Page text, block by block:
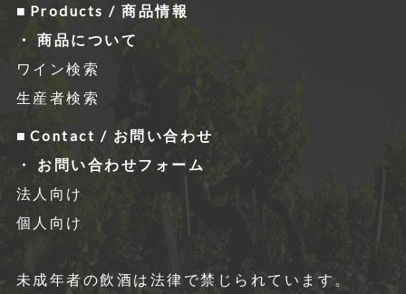
未成年者の飲酒は法律で禁じられています。
Products / 商品情報
商品について
ワイン検索
生産者検索
Contact / お問い合わせ
お問い合わせフォーム
法人向け
個人向け